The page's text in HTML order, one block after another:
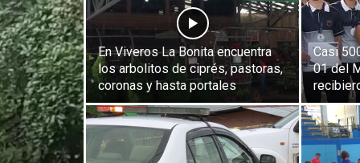
En Viveros La Bonita encuentra
los arbolitos de ciprés, pastoras,
coronas y hasta portales
Casi
01 del